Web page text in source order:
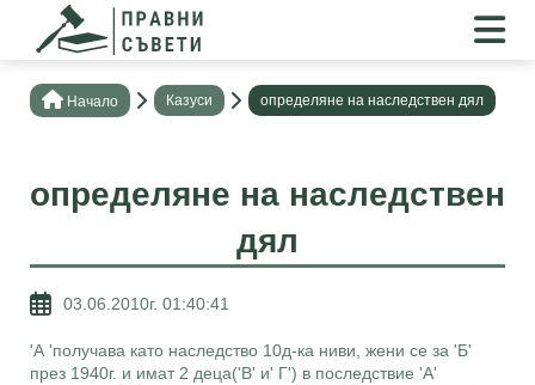
Нaчало Казуси определяне на наследствен дял
определяне на наследствен
дял
03.06.2010г. 01:40:41
'А 'получава като наследство 10д-ка ниви, жени се за 'Б'
през 1940г. и имат 2 деца('В' и' Г') в последствие 'А'